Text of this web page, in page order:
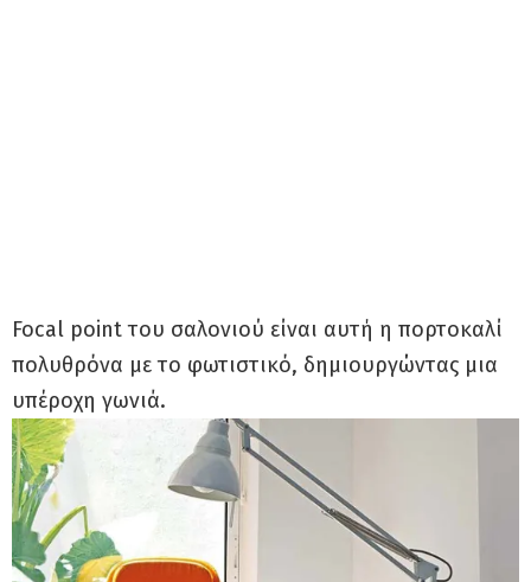
Focal point του σαλονιού είναι αυτή η πορτοκαλί
πολυθρόνα με το φωτιστικό, δημιουργώντας μια
υπέροχη γωνιά.